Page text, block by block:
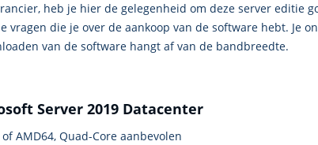
heb je hier de gelegenheid om deze server editie
vragen die je over de aankoop van de software hebt. Je
van de software hangt af van de bandbreedte.
Server 2019 Datacenter
AMD64, Quad-Core aanbevolen